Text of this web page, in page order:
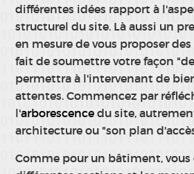
différentes idées rapport à
structurel du site. Là aussi un
en mesure de vous proposer
fait de soumettre votre façon
permettra à l'intervenant de
attentes. Commencez par
l'arborescence du site,
architecture ou "son plan
Comme pour un bâtiment, vous